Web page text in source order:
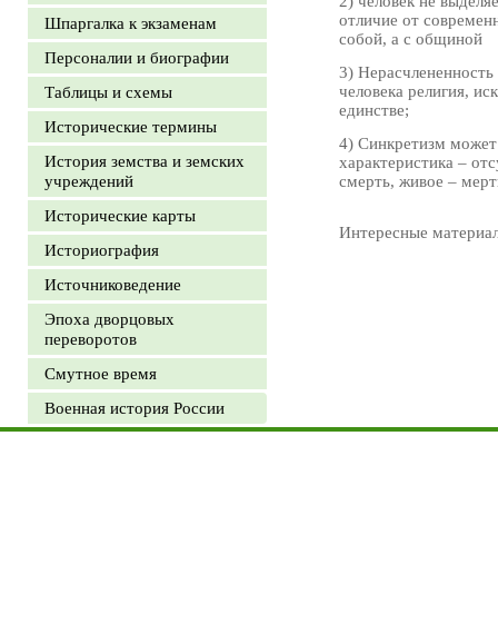
Шпаргалка к экзаменам
Персоналии и биографии
Таблицы и схемы
Исторические термины
История земства и земских
учреждений
Исторические карты
Историография
Источниковедение
Эпоха дворцовых
переворотов
Смутное время
Военная история России
отличие от
собой, а с общиной
3)
человека религия,
единстве;
4) Синкретизм
характеристика –
смерть, живое –
Интересные